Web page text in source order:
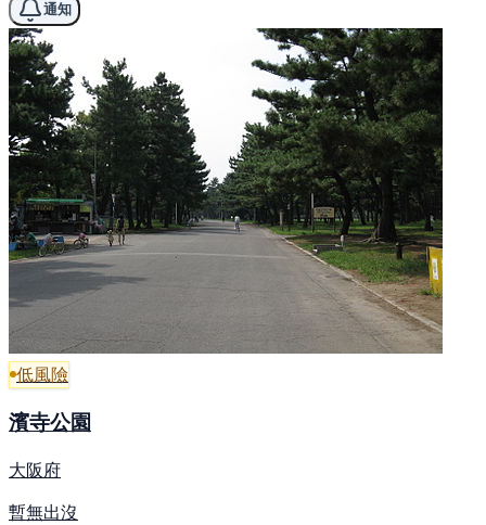
通知
低風險
濱寺公園
大阪府
暫無出沒